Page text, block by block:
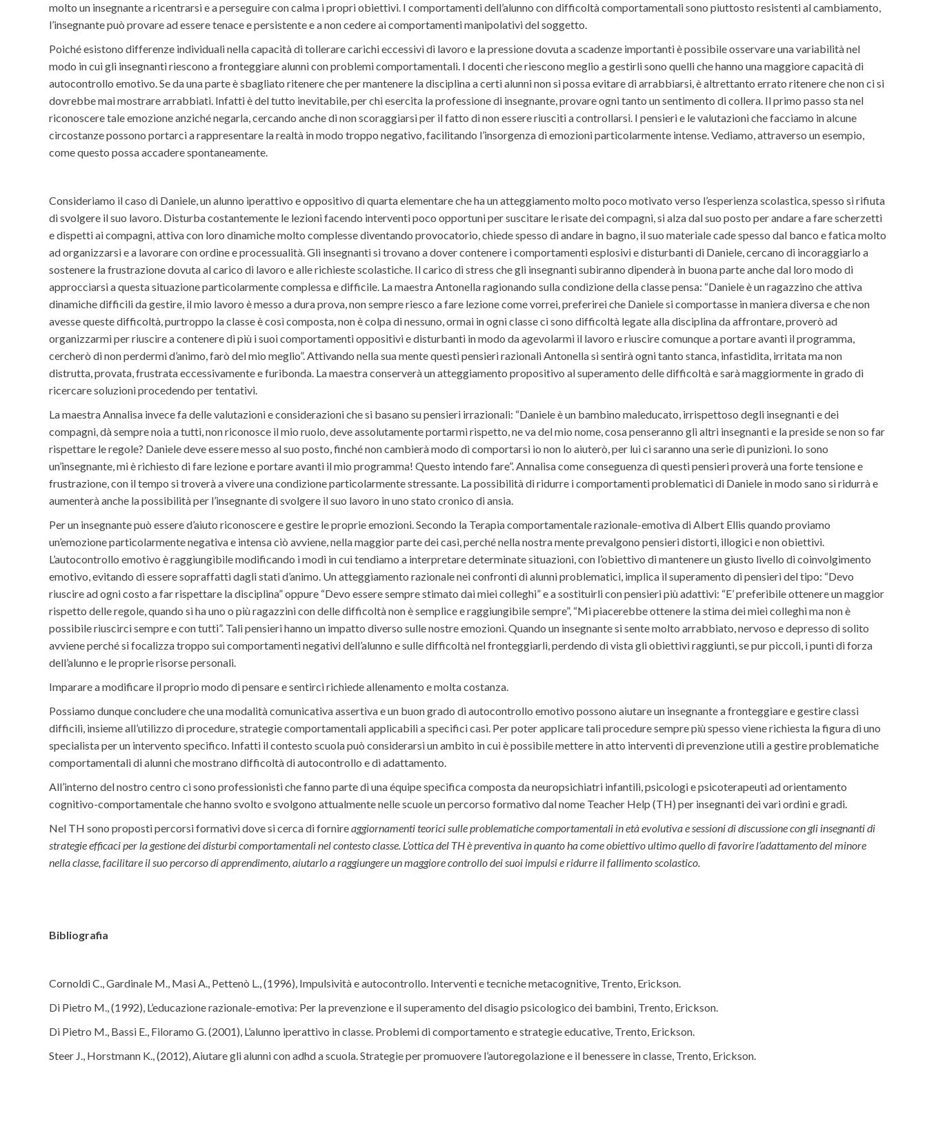
molto un insegnante a ricentrarsi e a perseguire con calma i propri obiettivi. I comportamenti dell’alunno con difficoltà comportamentali sono piuttosto resistenti al cambiamento,
l’insegnante può provare ad essere tenace e persistente e a non cedere ai comportamenti manipolativi del soggetto.
Poiché esistono differenze individuali nella capacità di tollerare carichi eccessivi di lavoro e la pressione dovuta a scadenze importanti è possibile osservare una variabilità nel
modo in cui gli insegnanti riescono a fronteggiare alunni con problemi comportamentali. I docenti che riescono meglio a gestirli sono quelli che hanno una maggiore capacità di
autocontrollo emotivo. Se da una parte è sbagliato ritenere che per mantenere la disciplina a certi alunni non si possa evitare di arrabbiarsi, è altrettanto errato ritenere che non ci si
dovrebbe mai mostrare arrabbiati. Infatti è del tutto inevitabile, per chi esercita la professione di insegnante, provare ogni tanto un sentimento di collera. Il primo passo sta nel
riconoscere tale emozione anziché negarla, cercando anche di non scoraggiarsi per il fatto di non essere riusciti a controllarsi. I pensieri e le valutazioni che facciamo in alcune
circostanze possono portarci a rappresentare la realtà in modo troppo negativo, facilitando l’insorgenza di emozioni particolarmente intense. Vediamo, attraverso un esempio,
come questo possa accadere spontaneamente.
Consideriamo il caso di Daniele, un alunno iperattivo e oppositivo di quarta elementare che ha un atteggiamento molto poco motivato verso l’esperienza scolastica, spesso si rifiuta
di svolgere il suo lavoro. Disturba costantemente le lezioni facendo interventi poco opportuni per suscitare le risate dei compagni, si alza dal suo posto per andare a fare scherzetti
e dispetti ai compagni, attiva con loro dinamiche molto complesse diventando provocatorio, chiede spesso di andare in bagno, il suo materiale cade spesso dal banco e fatica molto
ad organizzarsi e a lavorare con ordine e processualità. Gli insegnanti si trovano a dover contenere i comportamenti esplosivi e disturbanti di Daniele, cercano di incoraggiarlo a
sostenere la frustrazione dovuta al carico di lavoro e alle richieste scolastiche. Il carico di stress che gli insegnanti subiranno dipenderà in buona parte anche dal loro modo di
approcciarsi a questa situazione particolarmente complessa e difficile. La maestra Antonella ragionando sulla condizione della classe pensa: “Daniele è un ragazzino che attiva
dinamiche difficili da gestire, il mio lavoro è messo a dura prova, non sempre riesco a fare lezione come vorrei, preferirei che Daniele si comportasse in maniera diversa e che non
avesse queste difficoltà, purtroppo la classe è così composta, non è colpa di nessuno, ormai in ogni classe ci sono difficoltà legate alla disciplina da affrontare, proverò ad
organizzarmi per riuscire a contenere di più i suoi comportamenti oppositivi e disturbanti in modo da agevolarmi il lavoro e riuscire comunque a portare avanti il programma,
cercherò di non perdermi d’animo, farò del mio meglio”. Attivando nella sua mente questi pensieri razionali Antonella si sentirà ogni tanto stanca, infastidita, irritata ma non
distrutta, provata, frustrata eccessivamente e furibonda. La maestra conserverà un atteggiamento propositivo al superamento delle difficoltà e sarà maggiormente in grado di
ricercare soluzioni procedendo per tentativi.
La maestra Annalisa invece fa delle valutazioni e considerazioni che si basano su pensieri irrazionali: “Daniele è un bambino maleducato, irrispettoso degli insegnanti e dei
compagni, dà sempre noia a tutti, non riconosce il mio ruolo, deve assolutamente portarmi rispetto, ne va del mio nome, cosa penseranno gli altri insegnanti e la preside se non so far
rispettare le regole? Daniele deve essere messo al suo posto, finché non cambierà modo di comportarsi io non lo aiuterò, per lui ci saranno una serie di punizioni. Io sono
un’insegnante, mi è richiesto di fare lezione e portare avanti il mio programma! Questo intendo fare”. Annalisa come conseguenza di questi pensieri proverà una forte tensione e
frustrazione, con il tempo si troverà a vivere una condizione particolarmente stressante. La possibilità di ridurre i comportamenti problematici di Daniele in modo sano si ridurrà e
aumenterà anche la possibilità per l’insegnante di svolgere il suo lavoro in uno stato cronico di ansia.
Per un insegnante può essere d’aiuto riconoscere e gestire le proprie emozioni. Secondo la Terapia comportamentale razionale-emotiva di Albert Ellis quando proviamo
un’emozione particolarmente negativa e intensa ciò avviene, nella maggior parte dei casi, perché nella nostra mente prevalgono pensieri distorti, illogici e non obiettivi.
L’autocontrollo emotivo è raggiungibile modificando i modi in cui tendiamo a interpretare determinate situazioni, con l’obiettivo di mantenere un giusto livello di coinvolgimento
emotivo, evitando di essere sopraffatti dagli stati d’animo. Un atteggiamento razionale nei confronti di alunni problematici, implica il superamento di pensieri del tipo: “Devo
riuscire ad ogni costo a far rispettare la disciplina” oppure “Devo essere sempre stimato dai miei colleghi” e a sostituirli con pensieri più adattivi: “E’ preferibile ottenere un maggior
rispetto delle regole, quando si ha uno o più ragazzini con delle difficoltà non è semplice e raggiungibile sempre”, “Mi piacerebbe ottenere la stima dei miei colleghi ma non è
possibile riuscirci sempre e con tutti”. Tali pensieri hanno un impatto diverso sulle nostre emozioni. Quando un insegnante si sente molto arrabbiato, nervoso e depresso di solito
avviene perché si focalizza troppo sui comportamenti negativi dell’alunno e sulle difficoltà nel fronteggiarli, perdendo di vista gli obiettivi raggiunti, se pur piccoli, i punti di forza
dell’alunno e le proprie risorse personali.
Imparare a modificare il proprio modo di pensare e sentirci richiede allenamento e molta costanza.
Possiamo dunque concludere che una modalità comunicativa assertiva e un buon grado di autocontrollo emotivo possono aiutare un insegnante a fronteggiare e gestire classi
difficili, insieme all’utilizzo di procedure, strategie comportamentali applicabili a specifici casi. Per poter applicare tali procedure sempre più spesso viene richiesta la figura di uno
specialista per un intervento specifico. Infatti il contesto scuola può considerarsi un ambito in cui è possibile mettere in atto interventi di prevenzione utili a gestire problematiche
comportamentali di alunni che mostrano difficoltà di autocontrollo e di adattamento.
All’interno del nostro centro ci sono professionisti che fanno parte di una équipe specifica composta da neuropsichiatri infantili, psicologi e psicoterapeuti ad orientamento
cognitivo-comportamentale che hanno svolto e svolgono attualmente nelle scuole un percorso formativo dal nome Teacher Help (TH) per insegnanti dei vari ordini e gradi.
Nel TH sono proposti percorsi formativi dove si cerca di fornireaggiornamenti teorici sulle problematiche comportamentali in età evolutiva e sessioni di discussione con gli insegnanti di
strategie efficaci per la gestione dei disturbi comportamentali nel contesto classe. L’ottica del TH è preventiva in quanto ha come obiettivo ultimo quello di favorire l’adattamento del minore
nella classe, facilitare il suo percorso di apprendimento, aiutarlo a raggiungere un maggiore controllo dei suoi impulsi e ridurre il fallimento scolastico.
Bibliografia
Cornoldi C., Gardinale M., Masi A., Pettenò L., (1996), Impulsività e autocontrollo. Interventi e tecniche metacognitive, Trento, Erickson.
Di Pietro M., (1992), L’educazione razionale-emotiva: Per la prevenzione e il superamento del disagio psicologico dei bambini, Trento, Erickson.
Di Pietro M., Bassi E., Filoramo G. (2001), L’alunno iperattivo in classe. Problemi di comportamento e strategie educative, Trento, Erickson.
Steer J., Horstmann K., (2012), Aiutare gli alunni con adhd a scuola. Strategie per promuovere l’autoregolazione e il benessere in classe, Trento, Erickson.